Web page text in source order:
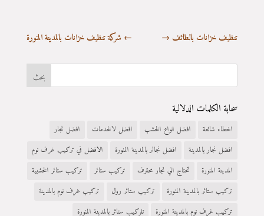
← شركة تنظيف خزانات بالمدينة المنورة تنظيف خزانات بالطائف →
سحابة الكلمات الدلالية
اخطاء شائعة افضل انواع الخشب افضل لالخدمات
افضل نجار
افضل نجار بالمدينة
افضل نجالر بالمدينة المنورة
الافضل في تركيب غرف نوم
المدينة المنورة
تحتاج الي نجار محترف تركيب ستائر
تركيب ستائر الخشبية
تركيب ستائر بالمدينة المنورة
تركيب ستائر رول
تركيب غرف نوم بالمدينة
تركيب غرف نوم بالمدينة المنورة
تلركيب ستائر بالمدينة المنورة